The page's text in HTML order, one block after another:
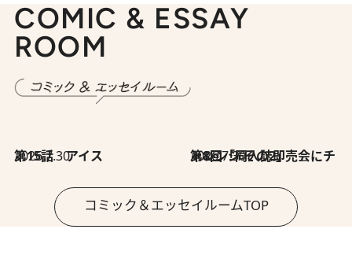
COMIC & ESSAY
ROOM
2026.7.30
第15話 アイス 2026.7.30
第8回「同人誌即売会にチャレンジ その2」
コミック＆エッセイルームTOP